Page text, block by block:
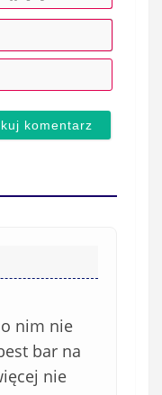
P
r
e
w
E
-
(
o nim nie
bar na
nie